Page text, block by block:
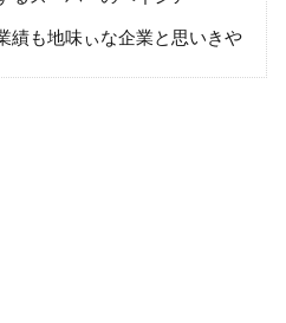
績も地味ぃな企業と思いきや